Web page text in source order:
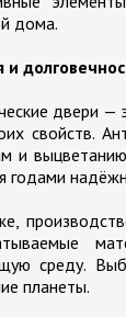
дома.
и
двери —
свойств.
и
годами
среду.
планеты.